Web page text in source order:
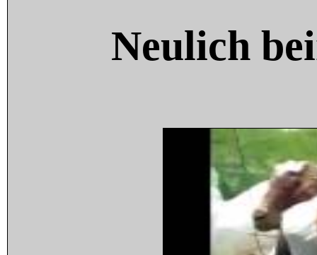
Neulich